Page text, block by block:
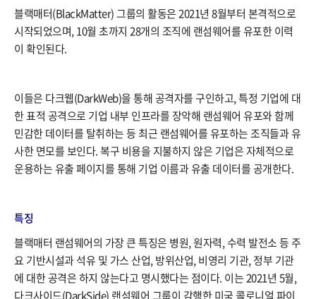
블랙매터(BlackMatter) 그룹의 활동은 2021년 8월부터 본격적으로
시작되었으며, 10월 초까지 28개의 조직에 랜섬웨어를 유포한 이력
이 확인된다.
이들은 다크웹(DarkWeb)을 통해 공격자를 구인하고, 특정 기업에 대
한 표적 공격으로 기업 내부 인프라를 장악해 랜섬웨어 유포와 함께
민감한 데이터를 탈취하는 등 최근 랜섬웨어를 유포하는 조직들과 유
사한 면모를 보인다. 복구 비용을 지불하지 않은 기업은 자체적으로
운용하는 유출 페이지를 통해 기업 이름과 유출 데이터를 공개한다.
특징 ​​
블랙매터 랜섬웨어의 가장 큰 특징은 병원, 원자력, 수력 발전소 등 주
요 기반시설과 석유 및 가스 산업, 방위산업, 비영리 기관, 정부 기관
에 대한 공격은 하지 않는다고 명시했다는 점이다. 이는 2021년 5월,
다크사이드(DarkSide) 랜섬웨어 그룹이 감행한 미국 콜로니얼 파이